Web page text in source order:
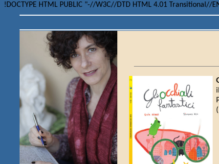
!DOCTYPE HTML PUBLIC "-//W3C//DTD HTML 4.01 Transitional//